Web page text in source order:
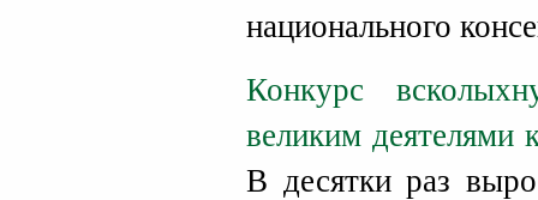
национального
Конкурс
великим деятелями
В десятки раз